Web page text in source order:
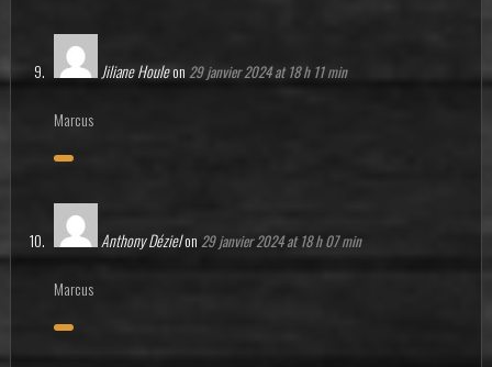
Jiliane Houleon 29 janvier 2024 at 18 h 11 min
Marcus
Anthony Dézielon 29 janvier 2024 at 18 h 07 min
Marcus